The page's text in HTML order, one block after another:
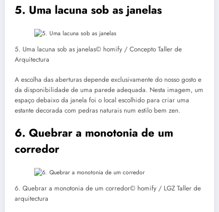
5. Uma lacuna sob as janelas
5. Uma lacuna sob as janelas© homify / Concepto Taller de
Arquitectura
A escolha das aberturas depende exclusivamente do nosso gosto e
da disponibilidade de uma parede adequada. Nesta imagem, um
espaço debaixo da janela foi o local escolhido para criar uma
estante decorada com pedras naturais num estilo bem zen.
6. Quebrar a monotonia de um
corredor
6. Quebrar a monotonia de um corredor© homify / LGZ Taller de
arquitectura